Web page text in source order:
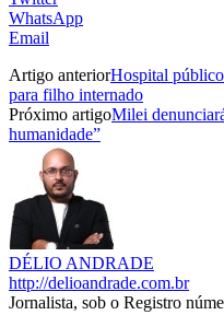
WhatsApp
Email
Artigo anteriorHospital
para filho internado
Próximo artigoMilei
humanidade”
DÉLIO ANDRADE
http://delioandrade.com.br
Jornalista, sob o Registro